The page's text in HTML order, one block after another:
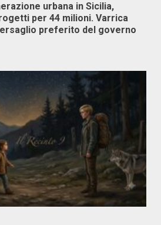
urbana in Sicilia,
per 44 milioni. Varrica
preferito del governo